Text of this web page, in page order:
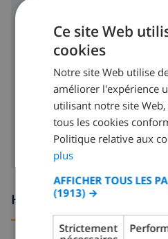
four
micro ondes
réfrigérateur
lave-vaisselle
machine à laver
Heures d'arrivée et de
Ce site Web
cookies
Notre site Web utilise
améliorer l'expérience
utilisant notre site
tous les cookies
Politique relative aux
plus
AFFICHER TOUS LES
(1913) →
Strictement